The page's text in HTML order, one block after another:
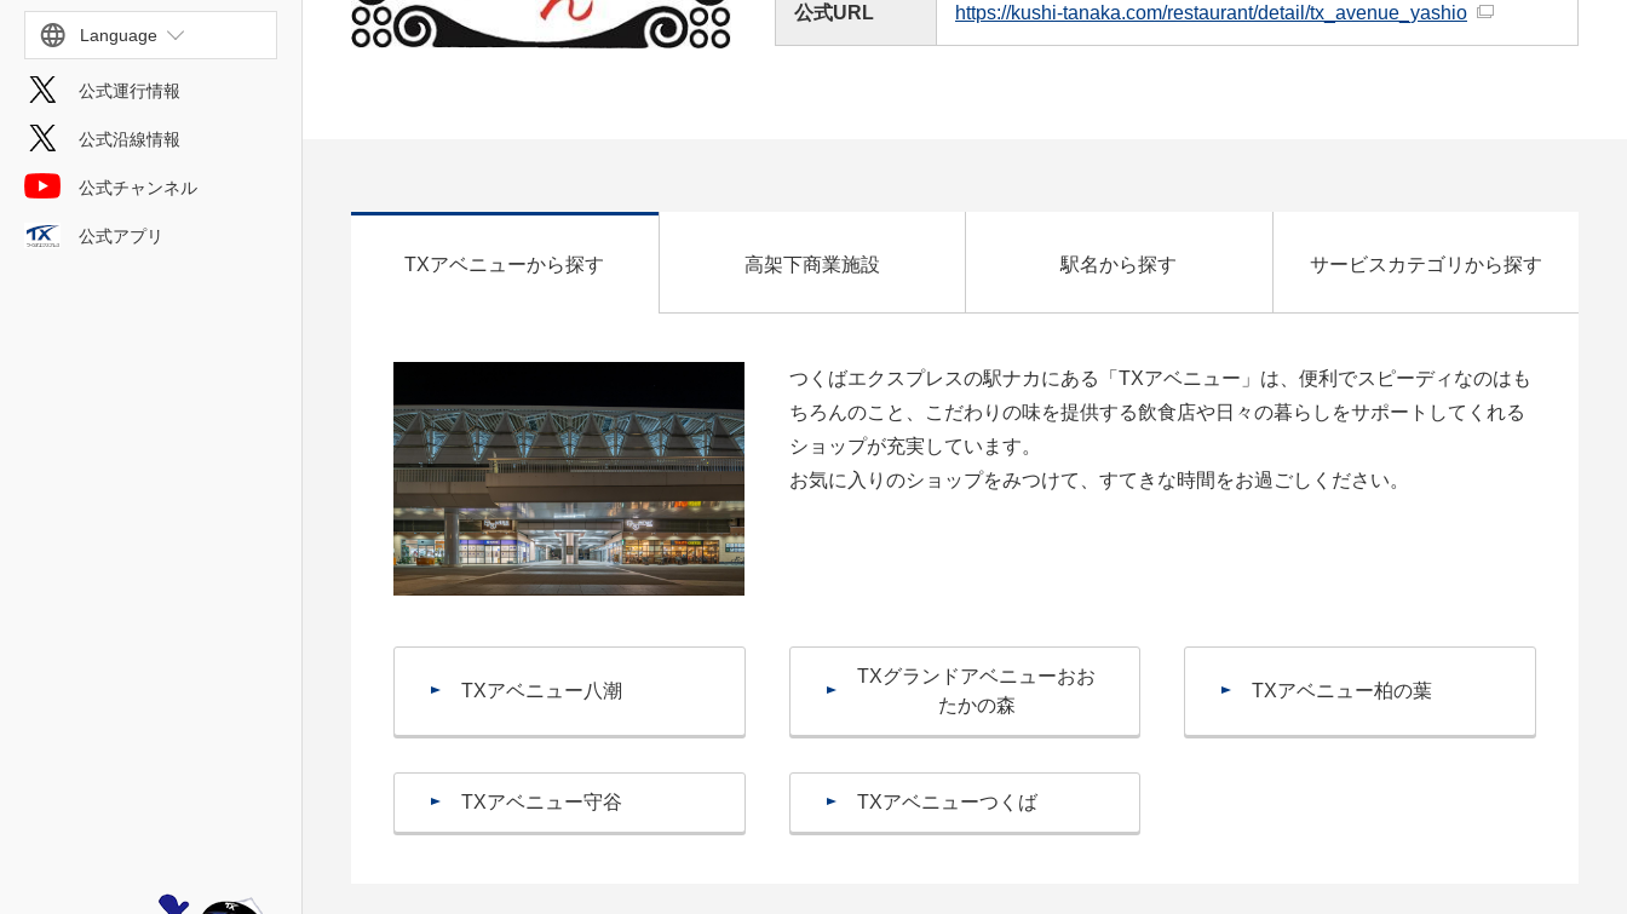
Language
公式運行情報
公式沿線情報
公式チャンネル
公式アプリ
公式URL https://kushi-tanaka.com/restaurant/detail/tx_avenue_yashio
TXアベニューから探す 高架下商業施設 駅名から探す サービスカテゴリから探す
つくばエクスプレスの駅ナカにある「TXアベニュー」は、便利でスピーディなのはも
ちろんのこと、こだわりの味を提供する飲食店や日々の暮らしをサポートしてくれる
ショップが充実しています。
お気に入りのショップをみつけて、すてきな時間をお過ごしください。
TXアベニュー八潮
TXグランドアベニューおお
たかの森
TXアベニュー柏の葉
TXアベニュー守谷 TXアベニューつくば